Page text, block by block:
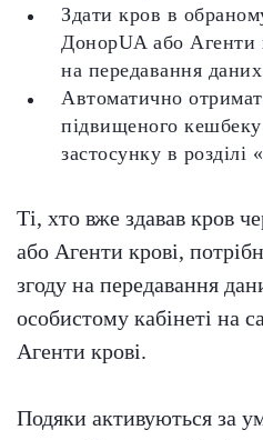
Здати кров в
ДонорUA або Агенти
на передавання
Автоматично
підвищеного кешбеку
застосунку в розділі
Ті, хто вже здавав кров
або Агенти крові,
згоду на передавання
особистому кабінеті на
Агенти крові.
Подяки активуються за